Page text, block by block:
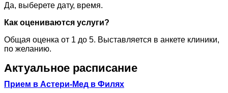
Да, выберете дату, время.
Как оцениваются услуги?
Общая оценка от 1 до 5. Выставляется в анкете клиники,
по желанию.
Актуальное расписание
Прием в Астери-Мед в Филях